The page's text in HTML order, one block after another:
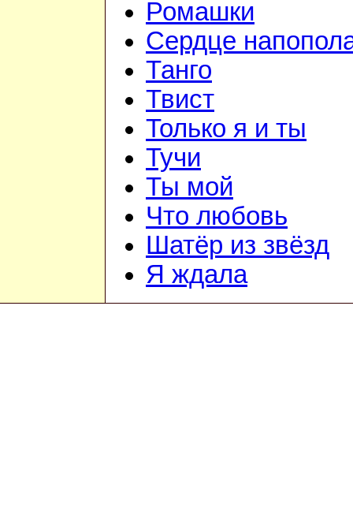
Ромашки
Сердце
Танго
Твист
Только я и ты
Тучи
Ты мой
Что любовь
Шатёр из звёзд
Я ждала